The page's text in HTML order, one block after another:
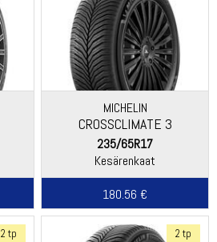
MICHELIN
CROSSCLIMATE 3
235/65R17
Kesärenkaat
180.56 €
2 tp 2 tp